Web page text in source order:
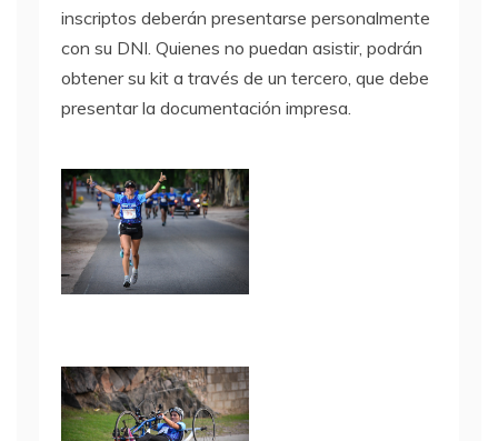
inscriptos deberán presentarse personalmente
con su DNI. Quienes no puedan asistir, podrán
obtener su kit a través de un tercero, que debe
presentar la documentación impresa.